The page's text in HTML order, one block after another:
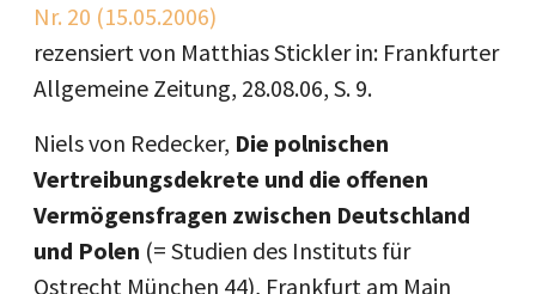
Nr. 20 (15.05.2006)
rezensiert von Matthias Stickler in: Frankfurter
Allgemeine Zeitung, 28.08.06, S. 9.
Niels von Redecker, Die polnischen
Vertreibungsdekrete und die offenen
Vermögensfragen zwischen Deutschland
und Polen (= Studien des Instituts für
Ostrecht München 44), Frankfurt am Main